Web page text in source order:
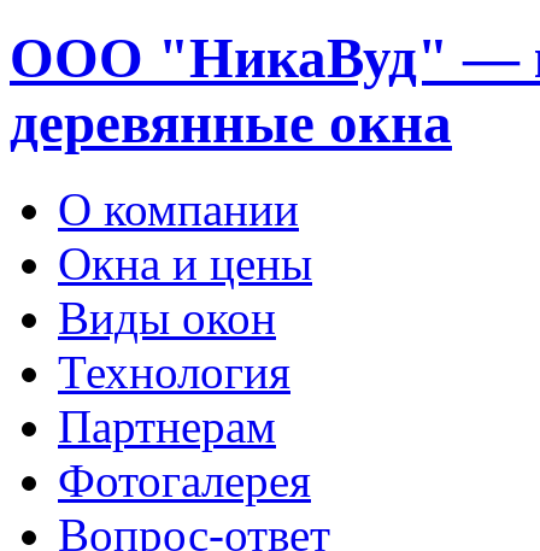
ООО "НикаВуд" —
деревянные окна
О компании
Окна и цены
Виды окон
Технология
Партнерам
Фотогалерея
Вопрос-ответ